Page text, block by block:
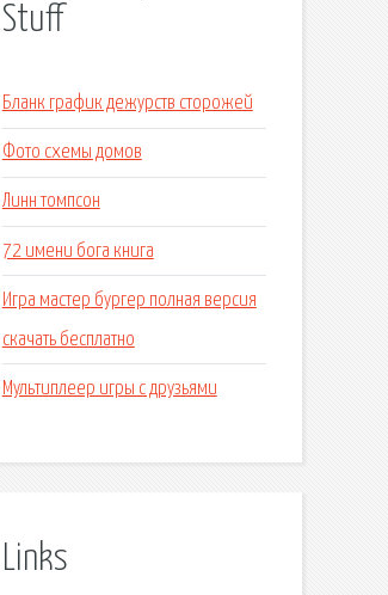
Stuff
Бланк график дежурств сторожей
Фото схемы домов
Линн томпсон
72 имени бога книга
Игра мастер бургер полная версия
скачать бесплатно
Мультиплеер игры с друзьями
Links